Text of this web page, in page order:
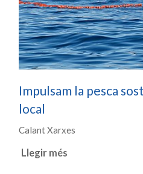
Impulsam la pesca
local
Calant Xarxes
Llegir més